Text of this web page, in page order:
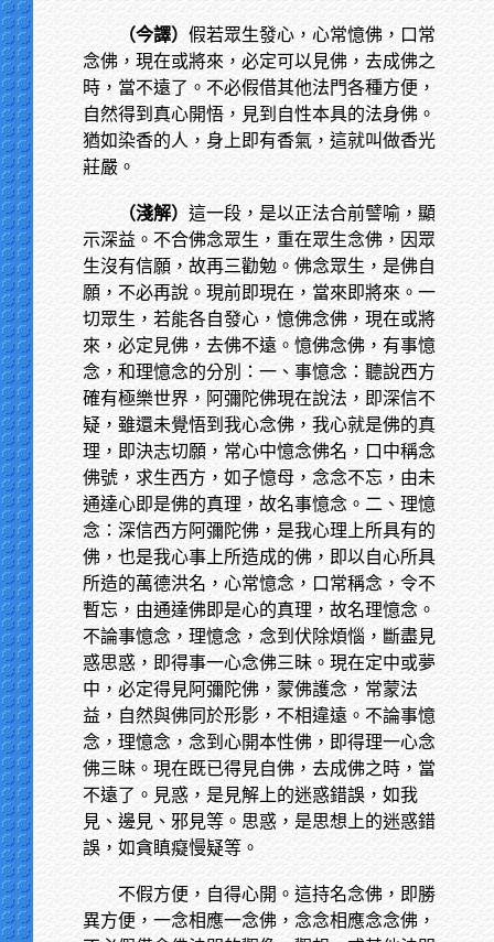
（今譯） 假若眾生發心，心常憶佛，口常
念佛，現在或將來，必定可以見佛，去成佛之
時，當不遠了。不必假借其他法門各種方便，
自然得到真心開悟，見到自性本具的法身佛。
猶如染香的人，身上即有香氣，這就叫做香光
莊嚴。
（淺解） 這一段，是以正法合前譬喻，顯
示深益。不合佛念眾生，重在眾生念佛，因眾
生沒有信願，故再三勸勉。佛念眾生，是佛自
願，不必再說。現前即現在，當來即將來。一
切眾生，若能各自發心，憶佛念佛，現在或將
來，必定見佛，去佛不遠。憶佛念佛，有事憶
念，和理憶念的分別：一、事憶念：聽說西方
確有極樂世界，阿彌陀佛現在說法，即深信不
疑，雖還未覺悟到我心念佛，我心就是佛的真
理，即決志切願，常心中憶念佛名，口中稱念
佛號，求生西方，如子憶母，念念不忘，由未
通達心即是佛的真理，故名事憶念。二、理憶
念：深信西方阿彌陀佛，是我心理上所具有的
佛，也是我心事上所造成的佛，即以自心所具
所造的萬德洪名，心常憶念，口常稱念，令不
暫忘，由通達佛即是心的真理，故名理憶念。
不論事憶念，理憶念，念到伏除煩惱，斷盡見
惑思惑，即得事一心念佛三昧。現在定中或夢
中，必定得見阿彌陀佛，蒙佛護念，常蒙法
益，自然與佛同於形影，不相違遠。不論事憶
念，理憶念，念到心開本性佛，即得理一心念
佛三昧。現在既已得見自佛，去成佛之時，當
不遠了。見惑，是見解上的迷惑錯誤，如我
見、邊見、邪見等。思惑，是思想上的迷惑錯
誤，如貪瞋癡慢疑等。
不假方便，自得心開。這持名念佛，即勝
異方便，一念相應一念佛，念念相應念念佛，